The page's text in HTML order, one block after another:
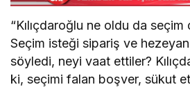
“Kılıçdaroğlu ne oldu da
Seçim isteği sipariş ve
söyledi, neyi vaat ettiler?
ki, seçimi falan boşver, sükut